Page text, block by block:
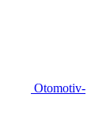
Otomotiv-